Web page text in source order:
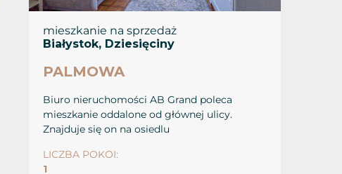
mieszkanie na sprzedaż
Białystok, Dziesięciny
PALMOWA
Biuro nieruchomości AB Grand poleca
mieszkanie oddalone od głównej ulicy.
Znajduje się on na osiedlu
LICZBA POKOI:
1